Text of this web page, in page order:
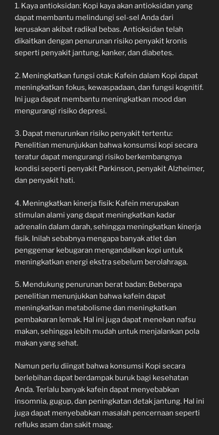
1. Kaya antioksidan: Kopi kaya akan antioksidan yang
dapat membantu melindungi sel-sel Anda dari
kerusakan akibat radikal bebas. Antioksidan telah
dikaitkan dengan penurunan risiko penyakit kronis
seperti penyakit jantung, kanker, dan diabetes.
2. Meningkatkan fungsi otak: Kafein dalam Kopi dapat
meningkatkan fokus, kewaspadaan, dan fungsi kognitif.
Ini juga dapat membantu meningkatkan mood dan
mengurangi risiko depresi.
3. Dapat menurunkan risiko penyakit tertentu:
Penelitian menunjukkan bahwa konsumsi kopi secara
teratur dapat mengurangi risiko berkembangnya
kondisi seperti penyakit Parkinson, penyakit Alzheimer,
dan penyakit hati.
4. Meningkatkan kinerja fisik: Kafein merupakan
stimulan alami yang dapat meningkatkan kadar
adrenalin dalam darah, sehingga meningkatkan kinerja
fisik. Inilah sebabnya mengapa banyak atlet dan
penggemar kebugaran mengandalkan kopi untuk
meningkatkan energi ekstra sebelum berolahraga.
5. Mendukung penurunan berat badan: Beberapa
penelitian menunjukkan bahwa kafein dapat
meningkatkan metabolisme dan meningkatkan
pembakaran lemak. Hal ini juga dapat menekan nafsu
makan, sehingga lebih mudah untuk menjalankan pola
makan yang sehat.
Namun perlu diingat bahwa konsumsi Kopi secara
berlebihan dapat berdampak buruk bagi kesehatan
Anda. Terlalu banyak kafein dapat menyebabkan
insomnia, gugup, dan peningkatan detak jantung. Hal ini
juga dapat menyebabkan masalah pencernaan seperti
refluks asam dan sakit maag.